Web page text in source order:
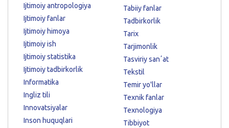
Ijtimoiy antropologiya
Ijtimoiy fanlar
Ijtimoiy himoya
Ijtimoiy ish
Ijtimoiy statistika
Ijtimoiy tadbirkorlik
Informatika
Ingliz tili
Innovatsiyalar
Inson huquqlari
Tabiiy fanlar
Tadbirkorlik
Tarix
Tarjimonlik
Tasviriy sanʼat
Tekstil
Temir yo'llar
Texnik fanlar
Texnologiya
Tibbiyot